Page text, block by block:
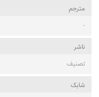
مترجم
-
ناشر
تصنیف
شابک